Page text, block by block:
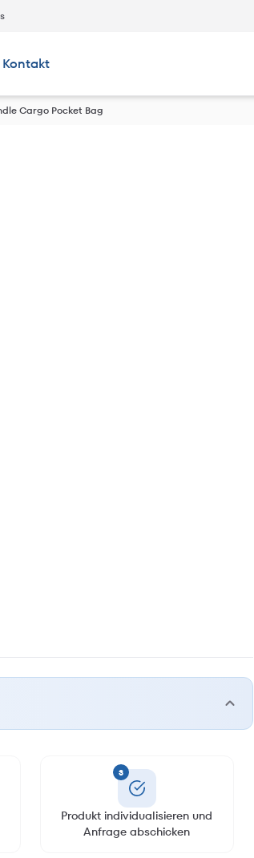
Kontakt
Cargo Pocket Bag
3
Produkt individualisieren und
Anfrage abschicken